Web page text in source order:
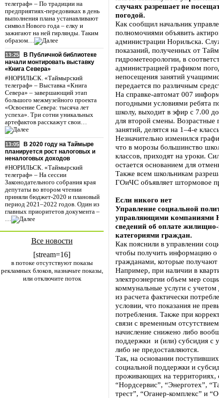
телеграф» – По традиции на
предприятиях-передовиках в день
выполнения плана устанавливают
символ Нового года – елку и
зажигают на ней гирлянды. Таким
образом…
13:25
В Публичной библиотеке
начали монтировать выставку
«Книга Севера»
#НОРИЛЬСК. «Таймырский
телеграф» – Выставка «Книга
Севера» – завершающий этап
большого межмузейного проекта
«Освоение Севера: тысяча лет
успеха». Три сотни уникальных
артефактов расскажут свои…
13:05
В 2020 году на Таймыре
планируется рост налоговых и
неналоговых доходов
#НОРИЛЬСК. «Таймырский
телеграф» – На сессии
Законодательного собрания края
депутаты во втором чтении
приняли бюджет-2020 и плановый
период 2021–2022 годов. Один из
главных приоритетов документа –
…
Все новости
[stream=16]
в потоке отсутствуют показы
рекламных блоков, назначьте показы,
или отключите поток
случаях разрешает не
погодой.
Как сообщил начальник
полномочиями объявить
администрации Норильска.
показаний, полученных от
гидрометеорологии, в
администрацией графиком
непосещения занятий
передается по различным
На справке-автомат 007
погодными условиями ребята
школу, выходит в эфир с 7.00
для второй смены. Возрастные
занятий, делятся на 1–4-е
Незначительно изменился
что в морозы большинство
классов, приходят на уроки.
остается основанием для
Также всем школьникам
ГОиЧС объявляет штормовое
Если никого нет
Управление социальной
управляющими компаниями
сведений об оплате
категориями граждан.
Как пояснили в управлении
чтобы получить информацию о
гражданами, которые
Например, при наличии в
электроэнергии объем мер
коммунальные услуги с учетом
из расчета фактически
условии, что показания не
потребления. Также при
связи с временным
начисление снижено либо
поддержки и (или) субсидия с
либо не предоставляются.
Так, на основании
социальной поддержки и
проживающих на
“Нордсервис”, “Энерготех”,
трест”, “Оганер-комплекс” и